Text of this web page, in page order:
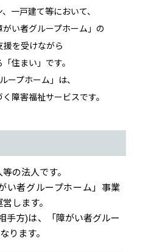
一戸建て等において、
い者グループホーム」の
援を受けながら
住まい」です。
ープホーム」は、
障害福祉サービスです。
の法人です。
い者グループホーム」事業
します。
手方)は、「障がい者グルー
ります。